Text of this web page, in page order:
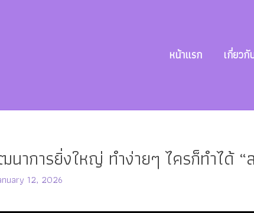
หน้าแรก เกี่ยวกั
าการยิ่งใหญ่ ทำง่ายๆ ไครก็ทำได้ “
12, 2026